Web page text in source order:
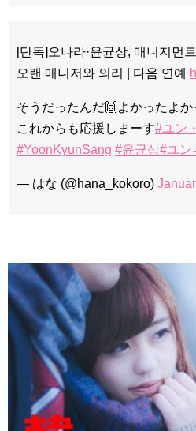
[단독]오나라·윤균상, 매니지먼
오랜 매니저와 의리 | 다음 연예
そうだったんだ🙌よかったよか
これからも応援しまーす#ユン
#YoonKyunSang #윤균상#ユン
— はな (@hana_kokoro)